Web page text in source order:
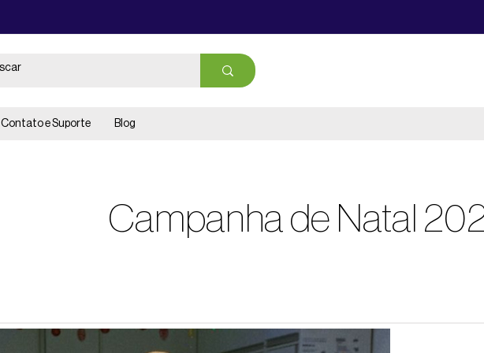
Contato e Suporte Blog
Campanha de Natal